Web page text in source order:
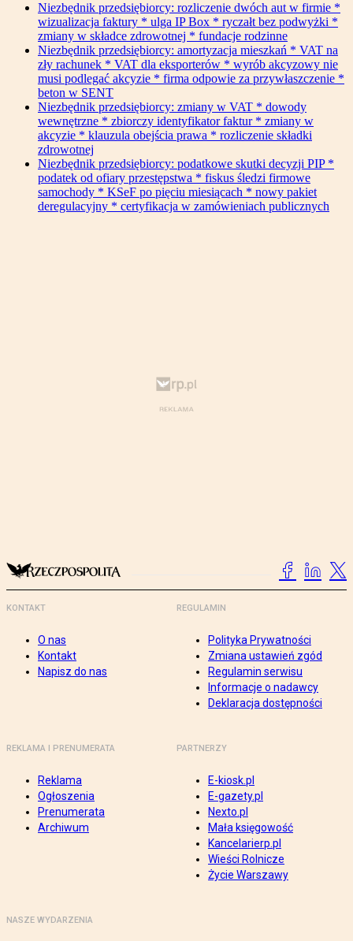
Niezbędnik przedsiębiorcy: rozliczenie dwóch aut w firmie *
wizualizacja faktury * ulga IP Box * ryczałt bez podwyżki *
zmiany w składce zdrowotnej * fundacje rodzinne
Niezbędnik przedsiębiorcy: amortyzacja mieszkań * VAT na
zły rachunek * VAT dla eksporterów * wyrób akcyzowy nie
musi podlegać akcyzie * firma odpowie za przywłaszczenie *
beton w SENT
Niezbędnik przedsiębiorcy: zmiany w VAT * dowody
wewnętrzne * zbiorczy identyfikator faktur * zmiany w
akcyzie * klauzula obejścia prawa * rozliczenie składki
zdrowotnej
Niezbędnik przedsiębiorcy: podatkowe skutki decyzji PIP *
podatek od ofiary przestępstwa * fiskus śledzi firmowe
samochody * KSeF po pięciu miesiącach * nowy pakiet
deregulacyjny * certyfikacja w zamówieniach publicznych
KONTAKT
O nas
Kontakt
Napisz do nas
REGULAMIN
Polityka Prywatności
Zmiana ustawień zgód
Regulamin serwisu
Informacje o nadawcy
Deklaracja dostępności
REKLAMA I PRENUMERATA
Reklama
Ogłoszenia
Prenumerata
Archiwum
PARTNERZY
E-kiosk.pl
E-gazety.pl
Nexto.pl
Mała księgowość
Kancelarierp.pl
Wieści Rolnicze
Życie Warszawy
NASZE WYDARZENIA